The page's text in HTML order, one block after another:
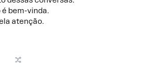
bem-vinda.
atenção.